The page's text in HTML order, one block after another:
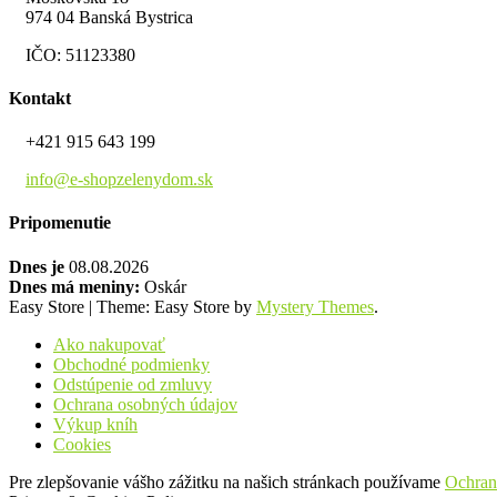
974 04 Banská Bystrica
IČO: 51123380
Kontakt
+421 915 643 199
info@e-shopzelenydom.sk
Pripomenutie
Dnes je 08.08.2026
Dnes má meniny: Oskár
Easy Store | Theme: Easy Store by Mystery Themes.
Ako nakupovať
Obchodné podmienky
Odstúpenie od zmluvy
Ochrana osobných údajov
Výkup kníh
Cookies
Pre zlepšovanie vášho zážitku na našich stránkach používame